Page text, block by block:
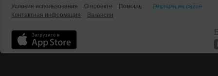
Условия использования
О проекте Помощь
Реклама на сайте
Контактная информация
Вакансии